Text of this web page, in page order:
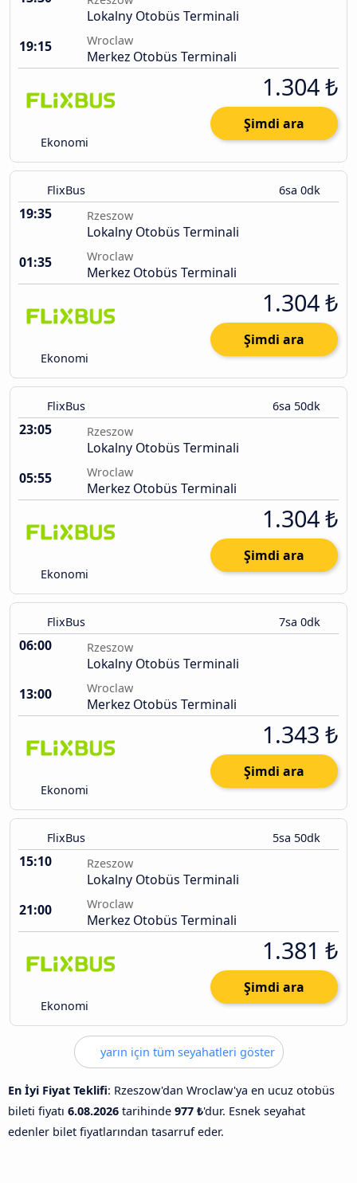
Lokalny Otobüs Terminali
19:15
Wroclaw
Merkez Otobüs Terminali
Ekonomi
1.304 ₺
Şimdi ara
FlixBus 6sa 0dk
19:35 Rzeszow
Lokalny Otobüs Terminali
01:35
Wroclaw
Merkez Otobüs Terminali
Ekonomi
1.304 ₺
Şimdi ara
FlixBus 6sa 50dk
23:05 Rzeszow
Lokalny Otobüs Terminali
05:55
Wroclaw
Merkez Otobüs Terminali
Ekonomi
1.304 ₺
Şimdi ara
FlixBus 7sa 0dk
06:00 Rzeszow
Lokalny Otobüs Terminali
13:00
Wroclaw
Merkez Otobüs Terminali
Ekonomi
1.343 ₺
Şimdi ara
FlixBus 5sa 50dk
15:10 Rzeszow
Lokalny Otobüs Terminali
21:00
Wroclaw
Merkez Otobüs Terminali
Ekonomi
1.381 ₺
Şimdi ara
yarın için tüm seyahatleri göster
En İyi Fiyat Teklifi: Rzeszow'dan Wroclaw'ya en ucuz otobüs
bileti fiyatı 6.08.2026 tarihinde 977 ₺'dur. Esnek seyahat
edenler bilet fiyatlarından tasarruf eder.